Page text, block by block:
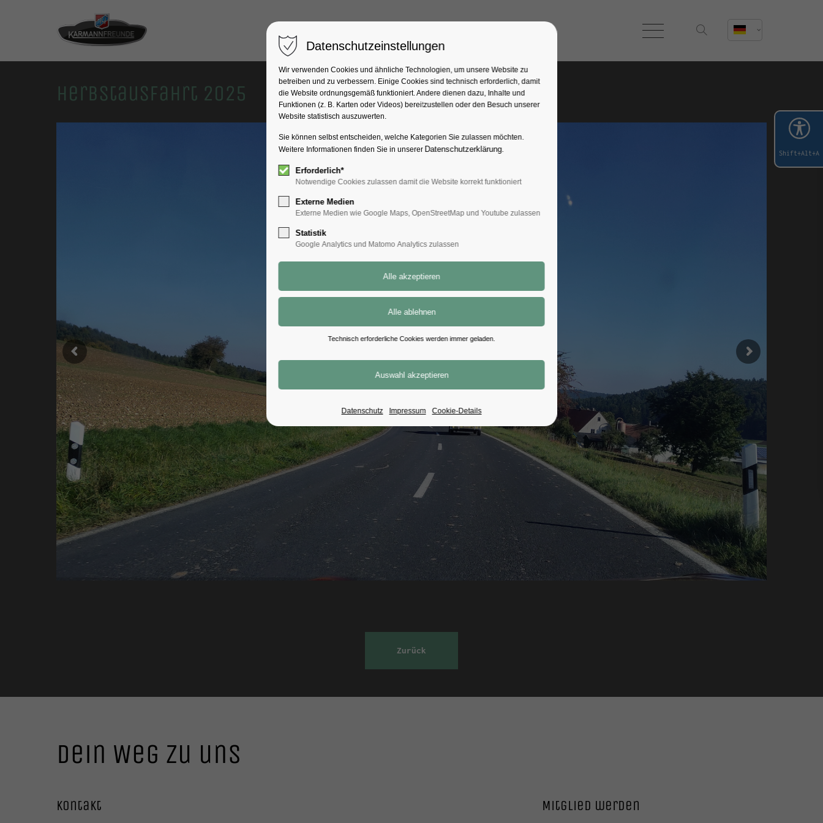
Herbstausfahrt 2025
Zurück
Dein Weg zu uns
Kontakt Mitglied werden
Datenschutzeinstellungen
Wir verwenden Cookies und ähnliche Technologien, um unsere Website zu
betreiben und zu verbessern. Einige Cookies sind technisch erforderlich, damit
die Website ordnungsgemäß funktioniert. Andere dienen dazu, Inhalte und
Funktionen (z. B. Karten oder Videos) bereitzustellen oder den Besuch unserer
Website statistisch auszuwerten.
Sie können selbst entscheiden, welche Kategorien Sie zulassen möchten.
Weitere Informationen finden Sie in unserer Datenschutzerklärung.
Erforderlich*
Notwendige Cookies zulassen damit die Website korrekt funktioniert
Externe Medien
Externe Medien wie Google Maps, OpenStreetMap und Youtube zulassen
Statistik
Google Analytics und Matomo Analytics zulassen
Technisch erforderliche Cookies werden immer geladen.
Datenschutz Impressum Cookie-Details
Shift+Alt+A